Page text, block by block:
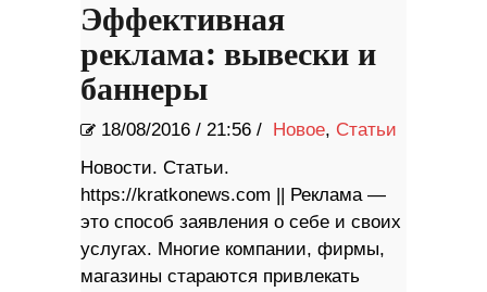
Эффективная
реклама: вывески и
баннеры
18/08/2016 / 21:56 / Новое, Статьи
Новости. Статьи.
https://kratkonews.com || Реклама —
это способ заявления о себе и своих
услугах. Многие компании, фирмы,
магазины стараются привлекать